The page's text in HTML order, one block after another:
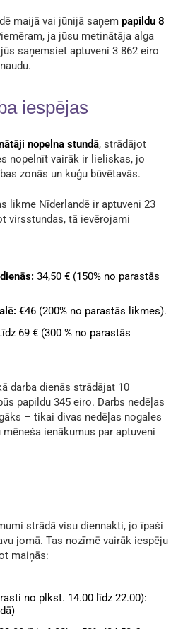
maijā vai jūnijā saņem papildu 8
ja jūsu metinātāja alga
saņemsiet aptuveni 3 862 eiro
iespējas
nopelna stundā, strādājot
nopelnīt vairāk ir lieliskas, jo
zonās un kuģu būvētavās.
likme Nīderlandē ir aptuveni 23
virsstundas, tā ievērojami
34,50 € (150% no parastās
€46 (200% no parastās likmes).
69 € (300 % no parastās
darba dienās strādājat 10
papildu 345 eiro. Darbs nedēļas
– tikai divas nedēļas nogales
ienākumus par aptuveni
strādā visu diennakti, jo īpaši
jomā. Tas nozīmē vairāk iespēju
maiņās:
no plkst. 14.00 līdz 22.00):